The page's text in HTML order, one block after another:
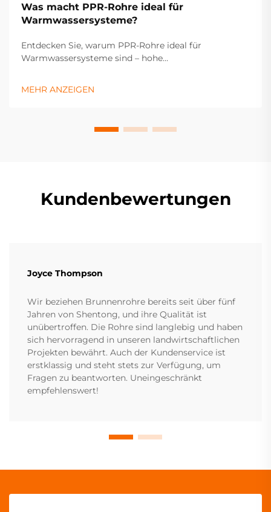
Was macht PPR-Rohre ideal für
Warmwassersysteme?
Entdecken Sie, warum PPR-Rohre ideal für
Warmwassersysteme sind – hohe
Leistung. Erfahren Sie mehr.
MEHR ANZEIGEN
Kundenbewertungen
Joyce Thompson
Wir beziehen Brunnenrohre bereits seit über fünf
Jahren von Shentong, und ihre Qualität ist
unübertroffen. Die Rohre sind langlebig und haben
sich hervorragend in unseren landwirtschaftlichen
Projekten bewährt. Auch der Kundenservice ist
erstklassig und steht stets zur Verfügung, um
Fragen zu beantworten. Uneingeschränkt
empfehlenswert!